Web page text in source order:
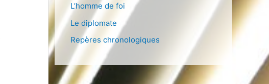
L’homme de foi
Le diplomate
Repères chronologiques